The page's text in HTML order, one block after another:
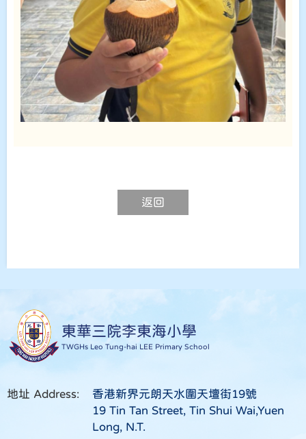
返回
東華三院李東海小學
TWGHs Leo Tung-hai LEE Primary School
地址 Address:
香港新界元朗天水圍天壇街19號
19 Tin Tan Street, Tin Shui Wai,Yuen
Long, N.T.